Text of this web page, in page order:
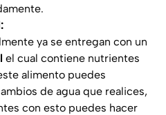
ya se entregan con un
el cual contiene nutrientes
alimento puedes
de agua que realices,
con esto puedes hacer